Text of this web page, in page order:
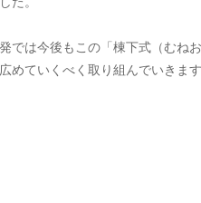
では今後もこの「棟下式（むね
めていくべく取り組んでいきます